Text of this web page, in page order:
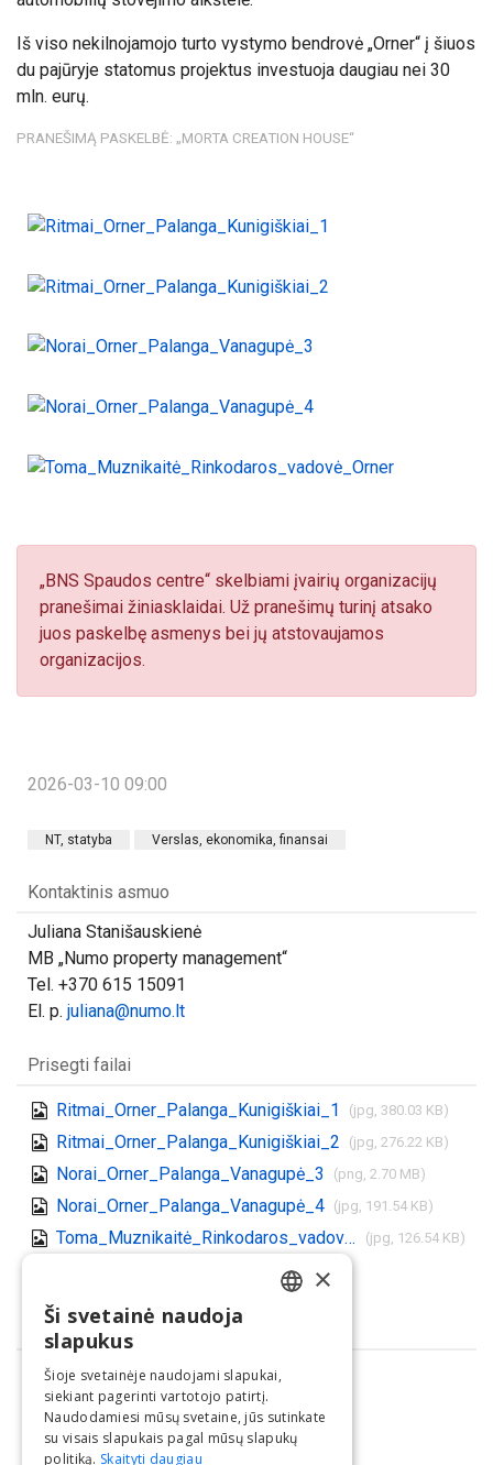
Iš viso nekilnojamojo turto vystymo bendrovė „Orner“ į šiuos
du pajūryje statomus projektus investuoja daugiau nei 30
mln. eurų.
PRANEŠIMĄ PASKELBĖ: „MORTA CREATION HOUSE“
„BNS Spaudos centre“ skelbiami įvairių organizacijų
pranešimai žiniasklaidai. Už pranešimų turinį atsako
juos paskelbę asmenys bei jų atstovaujamos
organizacijos.
2026-03-10 09:00
NT, statyba Verslas, ekonomika, finansai
Kontaktinis asmuo
Juliana Stanišauskienė
MB „Numo property management“
Tel. +370 615 15091
El. p. juliana@numo.lt
Prisegti failai
Ritmai_Orner_Palanga_Kunigiškiai_1 (jpg, 380.03 KB)
Ritmai_Orner_Palanga_Kunigiškiai_2 (jpg, 276.22 KB)
Norai_Orner_Palanga_Vanagupė_3 (png, 2.70 MB)
Norai_Orner_Palanga_Vanagupė_4 (jpg, 191.54 KB)
Toma_Muznikaitė_Rinkodaros_vadovė_Orner (jpg, 126.54 KB)
Dalintis
×
Ši svetainė naudoja
slapukus
Šioje svetainėje naudojami slapukai,
siekiant pagerinti vartotojo patirtį.
Naudodamiesi mūsų svetaine, jūs sutinkate
su visais slapukais pagal mūsų slapukų
politiką. Skaityti daugiau